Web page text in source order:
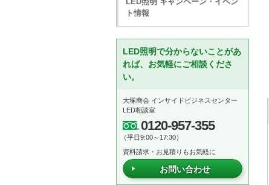
ト情報
LED照明で分からないことがあ
れば、お気軽にご相談くださ
い。
大塚商会 インサイドビジネスセンター
LED相談室
0120-957-355
（平日9:00～17:30）
資料請求・お見積りもお気軽に
お問い合わせ